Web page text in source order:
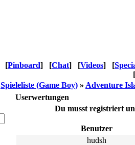
[Pinboard] [Chat] [Videos] [
[
Spieleliste (Game Boy) » Adventure
Userwertungen
Du musst registriert
Benutzer
hudsh